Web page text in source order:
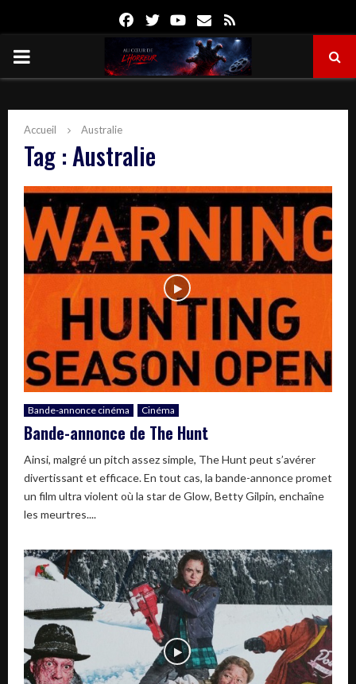
FacebookTwitterYoutube
Email
PRIMARY
Accueil Australie
Tag : Australie
Bande-annonce cinéma Cinéma
Bande-annonce de The Hunt
Ainsi, malgré un pitch assez simple, The Hunt peut s’avérer
divertissant et efficace. En tout cas, la bande-annonce promet
un film ultra violent où la star de Glow, Betty Gilpin, enchaîne
les meurtres....